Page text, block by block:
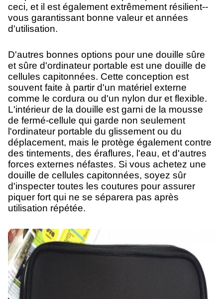
ceci, et il est également extrêmement résilient--
vous garantissant bonne valeur et années
d'utilisation.
D'autres bonnes options pour une douille sûre
et sûre d'ordinateur portable est une douille de
cellules capitonnées. Cette conception est
souvent faite à partir d'un matériel externe
comme le cordura ou d'un nylon dur et flexible.
L'intérieur de la douille est garni de la mousse
de fermé-cellule qui garde non seulement
l'ordinateur portable du glissement ou du
déplacement, mais le protège également contre
des tintements, des éraflures, l'eau, et d'autres
forces externes néfastes. Si vous achetez une
douille de cellules capitonnées, soyez sûr
d'inspecter toutes les coutures pour assurer
piquer fort qui ne se séparera pas après
utilisation répétée.